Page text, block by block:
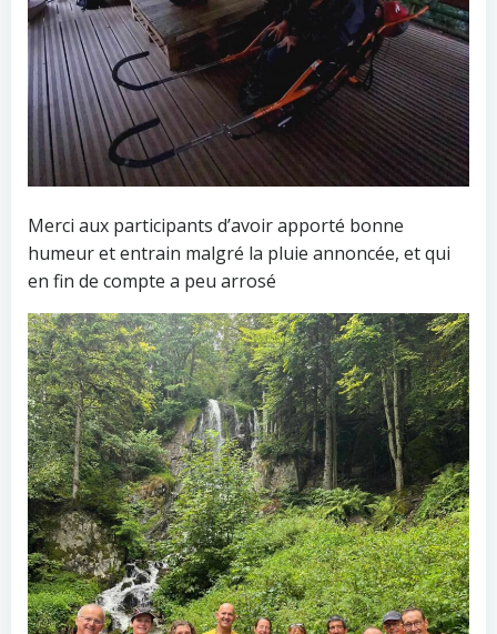
Merci aux participants d’avoir apporté bonne
humeur et entrain malgré la pluie annoncée, et qui
en fin de compte a peu arrosé